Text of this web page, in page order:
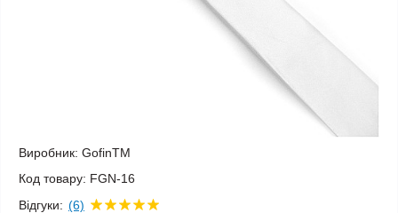
Виробник: GofinTM
Код товару: FGN-16
Відгуки: (6)